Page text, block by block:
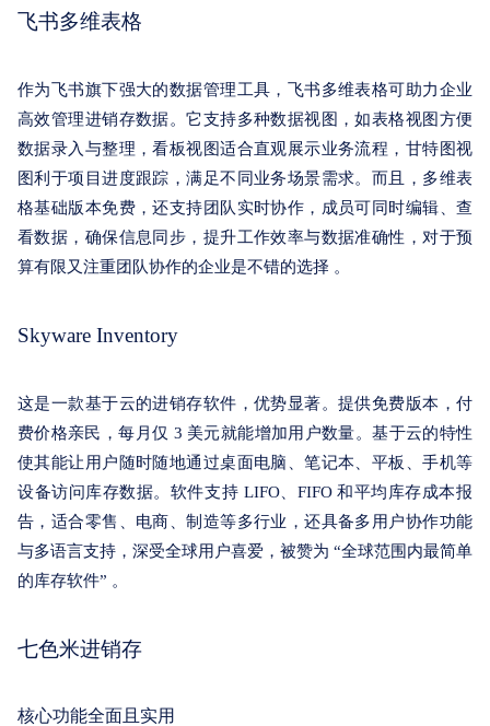
飞书多维表格
作为飞书旗下强大的数据管理工具，飞书多维表格可助力企业
高效管理进销存数据。它支持多种数据视图，如表格视图方便
数据录入与整理，看板视图适合直观展示业务流程，甘特图视
图利于项目进度跟踪，满足不同业务场景需求。而且，多维表
格基础版本免费，还支持团队实时协作，成员可同时编辑、查
看数据，确保信息同步，提升工作效率与数据准确性，对于预
算有限又注重团队协作的企业是不错的选择 。
Skyware Inventory
这是一款基于云的进销存软件，优势显著。提供免费版本，付
费价格亲民，每月仅 3 美元就能增加用户数量。基于云的特性
使其能让用户随时随地通过桌面电脑、笔记本、平板、手机等
设备访问库存数据。软件支持 LIFO、FIFO 和平均库存成本报
告，适合零售、电商、制造等多行业，还具备多用户协作功能
与多语言支持，深受全球用户喜爱，被赞为 “全球范围内最简单
的库存软件” 。
七色米进销存
核心功能全面且实用